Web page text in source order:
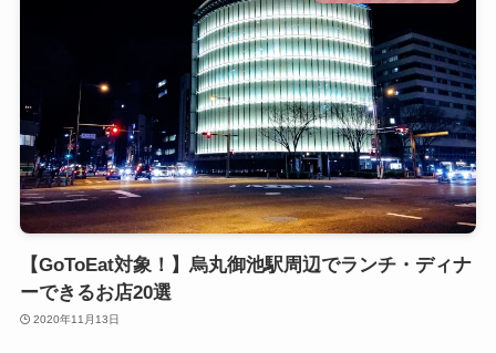
【GoToEat対象！】烏丸御池駅周辺でランチ・ディナ
ーできるお店20選
2020年11月13日